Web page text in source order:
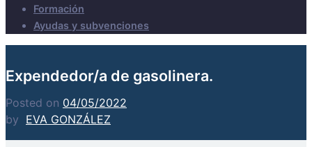
Formación
Ayudas y subvenciones
Expendedor/a de gasolinera.
Posted on 04/05/2022
by EVA GONZÁLEZ